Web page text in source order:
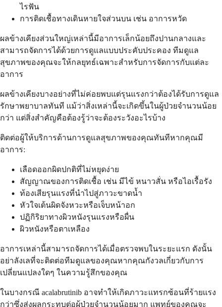
ไรฟัน
การติดเชื้อทางเดินหายใจส่วนบน เช่น อาการหวัด
ผลข้างเคียงส่วนใหญ่เหล่านี้มีอาการเล็กน้อยถึงปานกลางและ
สามารถจัดการได้ด้วยการดูแลแบบประคับประคอง ทีมดูแล
สุขภาพของคุณจะให้กลยุทธ์เฉพาะสำหรับการจัดการกับแต่ละ
อาการ
ผลข้างเคียงบางอย่างที่ไม่ค่อยพบแต่รุนแรงกว่าต้องได้รับการดูแล
รักษาพยาบาลทันที แม้ว่าสิ่งเหล่านี้จะเกิดขึ้นในผู้ป่วยจำนวนน้อย
กว่า แต่สิ่งสำคัญคือต้องรู้ว่าจะต้องระวังอะไรบ้าง
ติดต่อผู้ให้บริการด้านการดูแลสุขภาพของคุณทันทีหากคุณมี
อาการ:
เลือดออกผิดปกติที่ไม่หยุดง่าย
สัญญาณของการติดเชื้อ เช่น มีไข้ หนาวสั่น หรือไอเรื้อรัง
ท้องเสียรุนแรงที่นำไปสู่ภาวะขาดน้ำ
หัวใจเต้นผิดจังหวะหรือเจ็บหน้าอก
ปฏิกิริยาทางผิวหนังรุนแรงหรือผื่น
ผิวหนังหรือตาเหลือง
อาการเหล่านี้สามารถจัดการได้เมื่อตรวจพบในระยะแรก ดังนั้น
อย่าลังเลที่จะติดต่อทีมดูแลของคุณหากคุณกังวลเกี่ยวกับการ
เปลี่ยนแปลงใดๆ ในความรู้สึกของคุณ
ในบางกรณี acalabrutinib อาจทำให้เกิดภาวะแทรกซ้อนที่ร้ายแรง
กว่าซึ่งส่งผลกระทบต่อผู้ป่วยจำนวนน้อยมาก แพทย์ของคุณจะ